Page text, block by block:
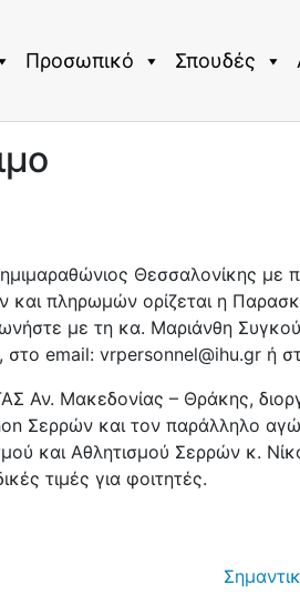
Προσωπικό Σπουδές
Θεσσαλονίκης
πληρωμών ορίζεται η
με τη κα. Μαριάνθη
email: vrpersonnel@ihu.gr ή
Αν. Μακεδονίας – Θράκης,
Σερρών και τον παράλληλο
και Αθλητισμού Σερρών κ.
τιμές για φοιτητές.